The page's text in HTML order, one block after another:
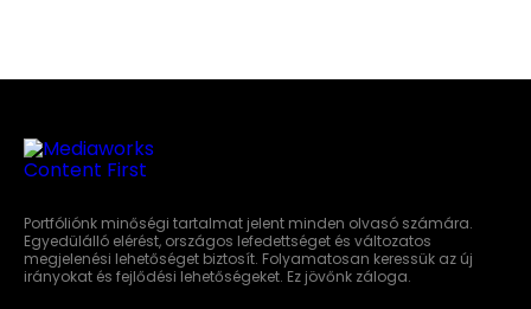
Portfóliónk minőségi tartalmat jelent minden olvasó számára.
Egyedülálló elérést, országos lefedettséget és változatos
megjelenési lehetőséget biztosít. Folyamatosan keressük az új
irányokat és fejlődési lehetőségeket. Ez jövőnk záloga.